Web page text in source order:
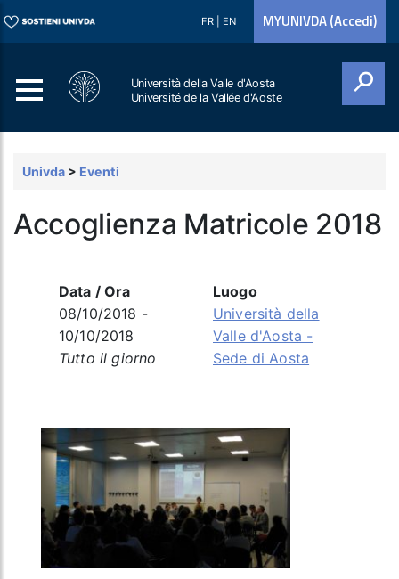
FR EN MYUNIVDA (Accedi)
Università della Valle d'Aosta
Université de la Vallée d'Aoste
Univda > Eventi
Accoglienza Matricole 2018
Data / Ora
08/10/2018 -
10/10/2018
Tutto il giorno
Luogo
Università della
Valle d'Aosta -
Sede di Aosta